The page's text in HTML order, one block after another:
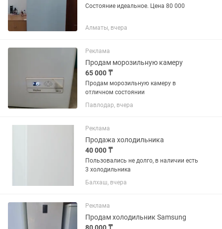
Состояние идеальное. Цена 80 000
Алматы, вчера
Реклама
Продам морозильную камеру
65 000 ₸
Продам морозильную камеру в
отличном состоянии
Павлодар, вчера
Реклама
Продажа холодильника
40 000 ₸
Пользовались не долго, в наличии есть
3 холодильника
Балхаш, вчера
Реклама
Продам холодильник Samsung